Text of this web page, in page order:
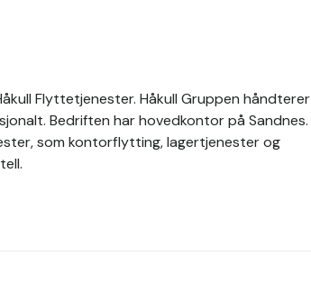
Flyttetjenester. Håkull Gruppen håndterer
Bedriften har hovedkontor på Sandnes.
som kontorflytting, lagertjenester og